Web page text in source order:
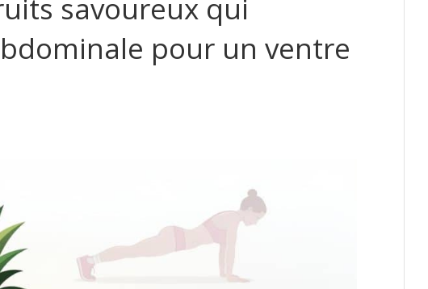
savoureux qui
pour un ventre